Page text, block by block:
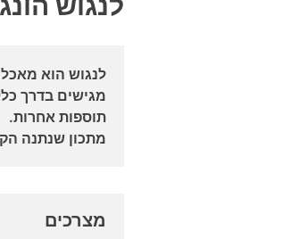
לנגוש הוא מאכל
מגישים בדרך
תוספות אחרות.
מתכון שנתנה
מצרכים